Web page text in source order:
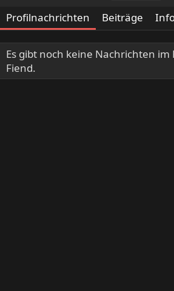
Profilnachrichten Beiträge
Es gibt noch keine Nachrichten im
Fiend.